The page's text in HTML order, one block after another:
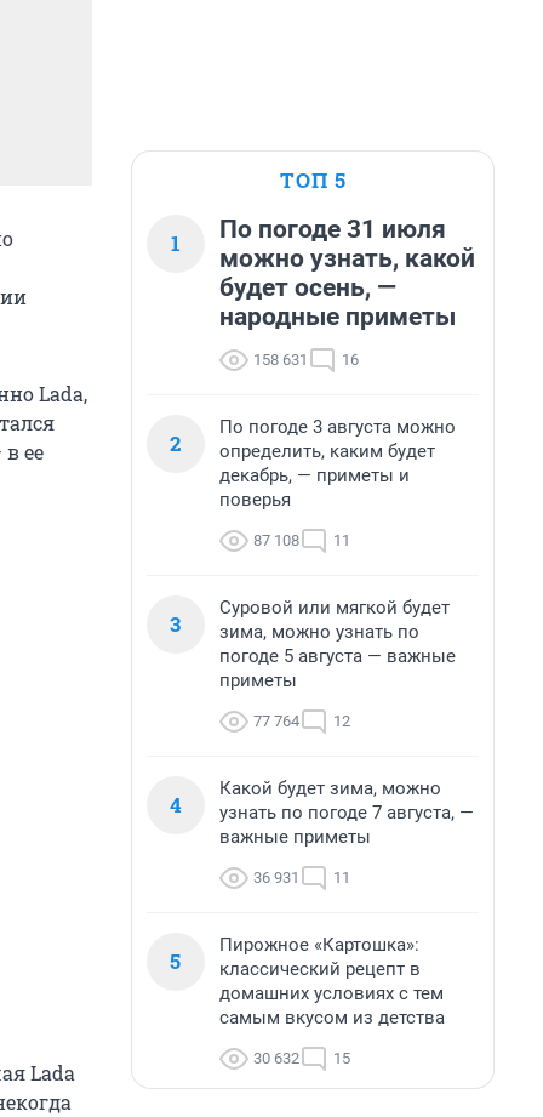
Lada,
ее
Lada
ТОП 5
1
По погоде 31 июля
можно узнать, какой
будет осень, —
народные приметы
158 631 16
2
По погоде 3 августа можно
определить, каким будет
декабрь, — приметы и
поверья
87 108 11
3
Суровой или мягкой будет
зима, можно узнать по
погоде 5 августа — важные
приметы
77 764 12
4
Какой будет зима, можно
узнать по погоде 7 августа, —
важные приметы
36 931 11
5
Пирожное «Картошка»:
классический рецепт в
домашних условиях с тем
самым вкусом из детства
30 632 15